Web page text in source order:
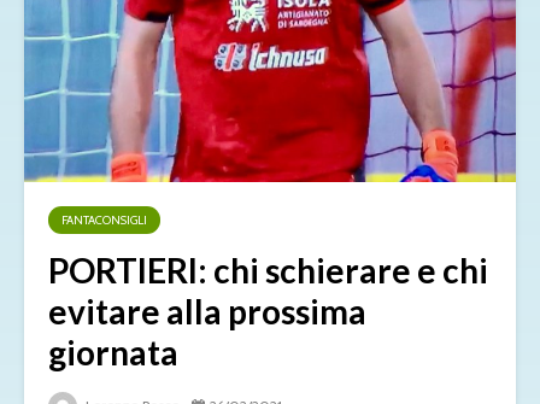
FANTACONSIGLI
PORTIERI: chi schierare e chi
evitare alla prossima
giornata